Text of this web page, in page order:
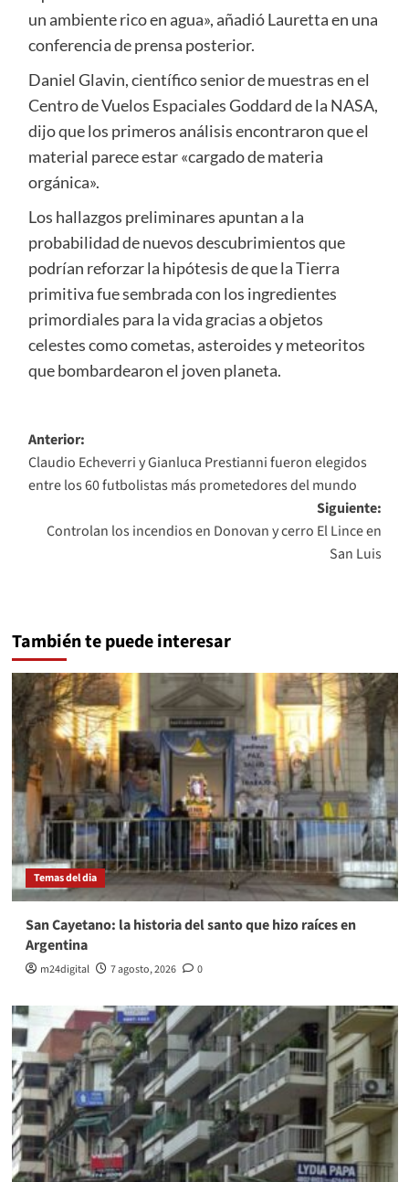
un ambiente rico en agua», añadió Lauretta en una
conferencia de prensa posterior.
Daniel Glavin, científico senior de muestras en el
Centro de Vuelos Espaciales Goddard de la NASA,
dijo que los primeros análisis encontraron que el
material parece estar «cargado de materia
orgánica».
Los hallazgos preliminares apuntan a la
probabilidad de nuevos descubrimientos que
podrían reforzar la hipótesis de que la Tierra
primitiva fue sembrada con los ingredientes
primordiales para la vida gracias a objetos
celestes como cometas, asteroides y meteoritos
que bombardearon el joven planeta.
Navegación
de
entradas
Anterior:
Claudio Echeverri y Gianluca Prestianni fueron elegidos
entre los 60 futbolistas más prometedores del mundo
Siguiente:
Controlan los incendios en Donovan y cerro El Lince en
San Luis
También te puede interesar
Temas del dia
San Cayetano: la historia del santo que hizo raíces en
Argentina
m24digital 7 agosto, 2026 0